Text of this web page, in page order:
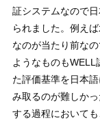
証システムなので
られました。例え
なのが当たり前な
ようなものも
た評価基準を日本
み取るのが難しか
する過程において